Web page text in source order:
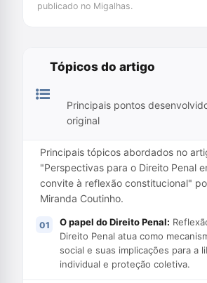
publicado no Migalhas.
Tópicos do artigo
Principais pontos
original
Principais tópicos abordados no
"Perspectivas para o Direito Penal
convite à reflexão constitucional"
Miranda Coutinho.
O papel do Direito Penal:
Direito Penal atua como
social e suas implicações para a
individual e proteção coletiva.